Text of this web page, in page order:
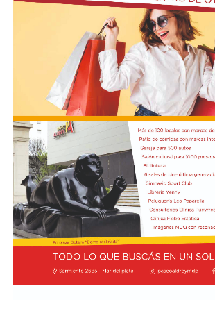
y evitar la brecha de exclusión.
En Magnifica Humanitas, León XIV
presente, capaz de orientar la economía
común. Reivindica la dignidad
personas en situación de vulnerabilidad
promueve la cultura de la negociación y
fraterno.
“El Santo Padre León XIV realizará un
a Uruguay, Argentina y Perú del 6 al 17
2026, aceptando la invitación de los
las autoridades eclesiásticas de esos
confirmó la noticia mundial el director
Prensa de Santa Sede, Matteo Bruni,